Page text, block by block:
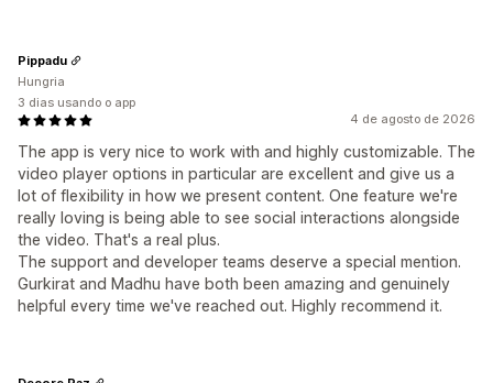
4 de agosto de 2026
The app is very nice to work with and highly customizable. The
video player options in particular are excellent and give us a
lot of flexibility in how we present content. One feature we're
really loving is being able to see social interactions alongside
the video. That's a real plus.
The support and developer teams deserve a special mention.
Gurkirat and Madhu have both been amazing and genuinely
helpful every time we've reached out. Highly recommend it.
Pippadu
Hungria
3 dias usando o app